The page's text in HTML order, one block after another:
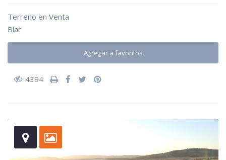
Terreno en Venta
Biar
Agregar a favoritos
4394